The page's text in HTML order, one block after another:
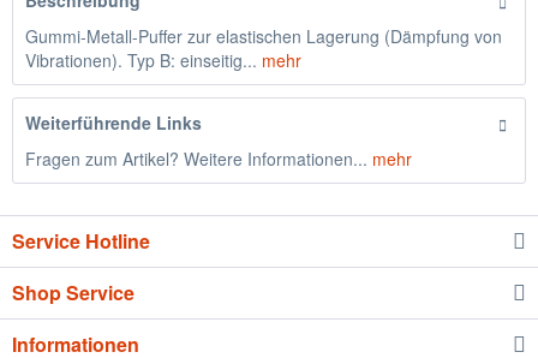
Gummi-Metall-Puffer zur elastischen Lagerung (Dämpfung von
Vibrationen). Typ B: einseitig... mehr
Weiterführende Links
Fragen zum Artikel? Weitere Informationen... mehr
Service Hotline
Shop Service
Informationen